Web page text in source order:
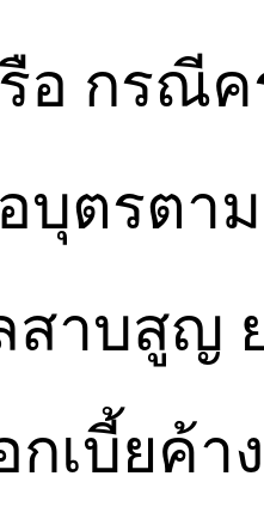
อ กรณี
บุตรตา
สาบสูญ
เบี้ยค้า